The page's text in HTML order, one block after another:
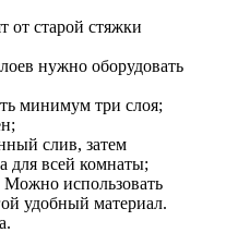
от старой стяжки
нужно оборудовать
минимум три слоя;
слив, затем
для всей комнаты;
Можно использовать
удобный материал.